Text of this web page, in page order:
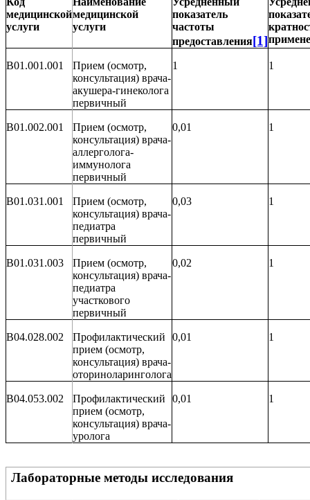
медицинской
услуги
медицинской
услуги
показатель
частоты
предоставления[1]
B01.001.001
Прием (осмотр,
консультация) врача-
акушера-гинеколога
первичный
1 1
B01.002.001
Прием (осмотр,
консультация) врача-
аллерголога-
иммунолога
первичный
0,01 1
B01.031.001
Прием (осмотр,
консультация) врача-
педиатра
первичный
0,03 1
B01.031.003
Прием (осмотр,
консультация) врача-
педиатра
участкового
первичный
0,02 1
B04.028.002
Профилактический
прием (осмотр,
консультация) врача-
оториноларинголога
0,01 1
B04.053.002
Профилактический
прием (осмотр,
консультация) врача-
уролога
0,01 1
Лабораторные методы исследования